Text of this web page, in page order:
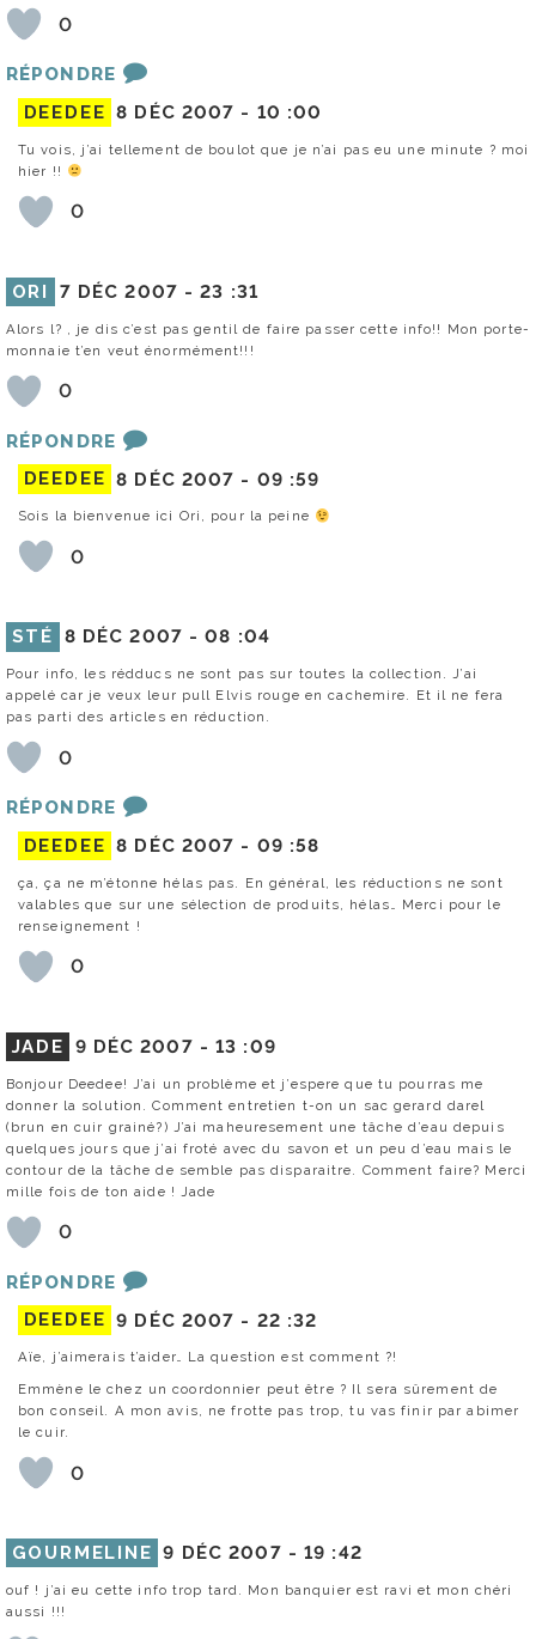
0
RÉPONDRE
DEEDEE 8 DÉC 2007 - 10 :00
Tu vois, j’ai tellement de boulot que je n’ai pas eu une minute ? moi
hier !!
0
ORI 7 DÉC 2007 -23 :31
Alors l? , je dis c’est pas gentil de faire passer cette info!! Mon porte-
monnaie t’en veut énormément!!!
0
RÉPONDRE
DEEDEE 8 DÉC 2007 - 09 :59
Sois la bienvenue ici Ori, pour la peine
0
STÉ 8 DÉC 2007 -08 :04
Pour info, les rédducs ne sont pas sur toutes la collection. J’ai
appelé car je veux leur pull Elvis rouge en cachemire. Et il ne fera
pas parti des articles en réduction.
0
RÉPONDRE
DEEDEE 8 DÉC 2007 - 09 :58
ça, ça ne m’étonne hélas pas. En général, les réductions ne sont
valables que sur une sélection de produits, hélas… Merci pour le
renseignement !
0
JADE 9 DÉC 2007 -13 :09
Bonjour Deedee! J’ai un problème et j’espere que tu pourras me
donner la solution. Comment entretien t-on un sac gerard darel
(brun en cuir grainé?) J’ai maheuresement une tâche d’eau depuis
quelques jours que j’ai froté avec du savon et un peu d’eau mais le
contour de la tâche de semble pas disparaitre. Comment faire? Merci
mille fois de ton aide ! Jade
0
RÉPONDRE
DEEDEE 9 DÉC 2007 - 22 :32
Aïe, j’aimerais t’aider… La question est comment ?!
Emmène le chez un coordonnier peut être ? Il sera sûrement de
bon conseil. A mon avis, ne frotte pas trop, tu vas finir par abimer
le cuir.
0
GOURMELINE 9 DÉC 2007 -19 :42
ouf ! j’ai eu cette info trop tard. Mon banquier est ravi et mon chéri
aussi !!!